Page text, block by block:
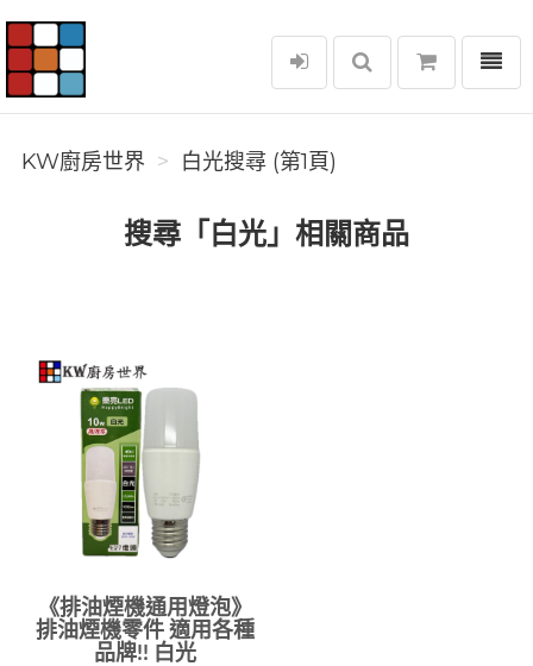
KW廚房世界
選單
KW廚房世界 白光搜尋 (第1頁)
搜尋「白光」相關商品
《排油煙機通用燈泡》
排油煙機零件 適用各種
品牌!! 白光